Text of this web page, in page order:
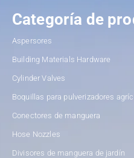
Categoría de
Aspersores
Building Materials Hardware
Cylinder Valves
Boquillas para pulverizadores
Conectores de manguera
Hose Nozzles
Divisores de manguera de jardín